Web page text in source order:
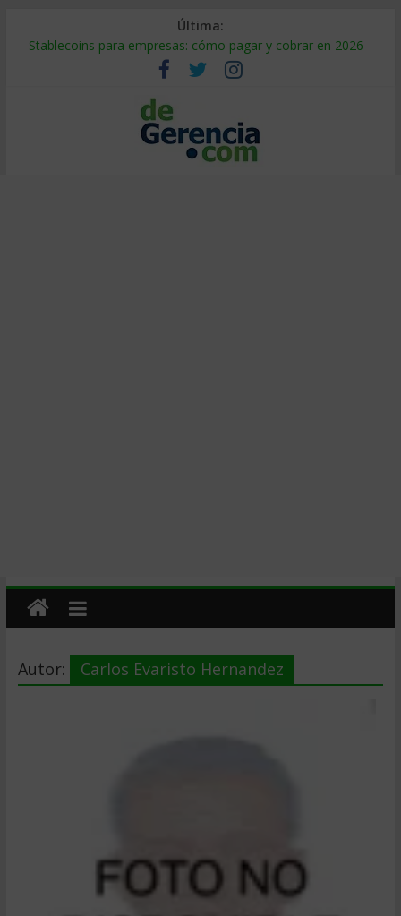
Última:
Stablecoins para empresas: cómo pagar y cobrar en 2026
Despido silencioso: qué es y por qué sale tan caro
IA en selección de personal: cómo auditarla a tiempo
Trabajo forzoso en la cadena de suministro: qué hacer
Mercado hispano de EE. UU.: cómo segmentarlo y venderle
Autor: Carlos Evaristo Hernandez